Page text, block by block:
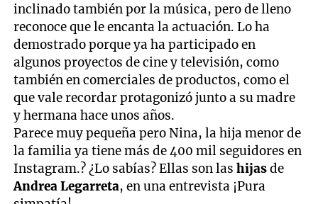
inclinado también por la música, pero de lleno
reconoce que le encanta la actuación. Lo ha
demostrado porque ya ha participado en
algunos proyectos de cine y televisión, como
también en comerciales de productos, como el
que vale recordar protagonizó junto a su madre
y hermana hace unos años.
Parece muy pequeña pero Nina, la hija menor de
la familia ya tiene más de 400 mil seguidores en
Instagram.? ¿Lo sabías? Ellas son lashijasde
Andrea Legarreta, en una entrevista ¡Pura